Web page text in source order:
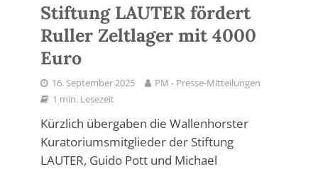
Stiftung LAUTER fördert
Ruller Zeltlager mit 4000
Euro
16. September 2025
PM - Presse-Mitteilungen
1 min. Lesezeit
Kürzlich übergaben die Wallenhorster
Kuratoriumsmitglieder der Stiftung
LAUTER, Guido Pott und Michael